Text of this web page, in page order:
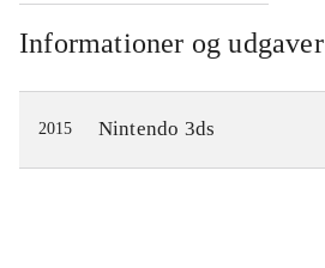
Informationer og udgaver
2015 Nintendo 3ds